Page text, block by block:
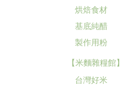
烘焙食材
基底純醋
製作用粉
【米麵雜糧館】
台灣好米